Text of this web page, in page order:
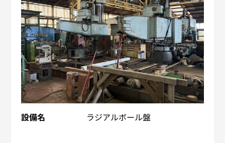
設備名 ラジアルボール盤